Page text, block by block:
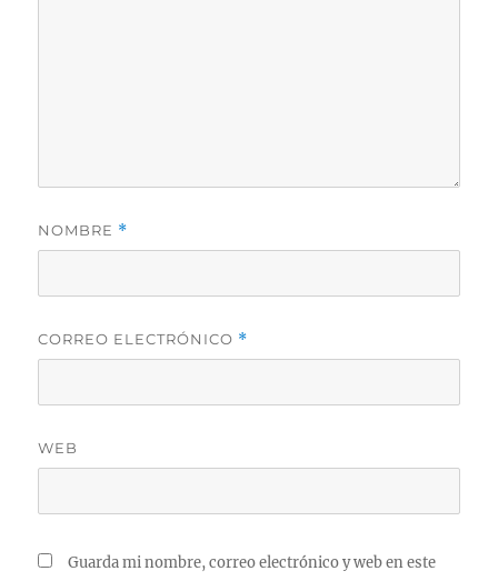
NOMBRE *
CORREO ELECTRÓNICO *
WEB
Guarda mi nombre, correo electrónico y web en este